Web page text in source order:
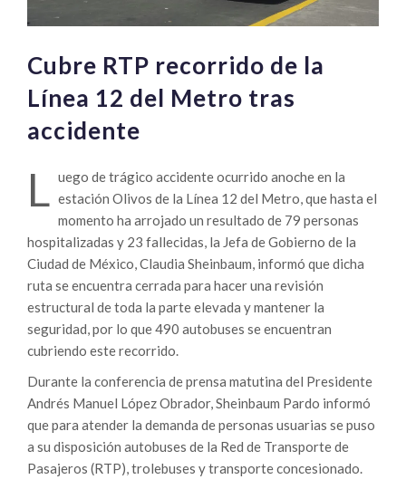
Cubre RTP recorrido de la
Línea 12 del Metro tras
accidente
L uego de trágico accidente ocurrido anoche en la
estación Olivos de la Línea 12 del Metro, que hasta el
momento ha arrojado un resultado de 79 personas
hospitalizadas y 23 fallecidas, la Jefa de Gobierno de la
Ciudad de México, Claudia Sheinbaum, informó que dicha
ruta se encuentra cerrada para hacer una revisión
estructural de toda la parte elevada y mantener la
seguridad, por lo que 490 autobuses se encuentran
cubriendo este recorrido.
Durante la conferencia de prensa matutina del Presidente
Andrés Manuel López Obrador, Sheinbaum Pardo informó
que para atender la demanda de personas usuarias se puso
a su disposición autobuses de la Red de Transporte de
Pasajeros (RTP), trolebuses y transporte concesionado.